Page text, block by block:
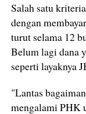
Salah satu
dengan
turut selama 12
Belum lagi dana
seperti layaknya
"Lantas
mengalami PHK